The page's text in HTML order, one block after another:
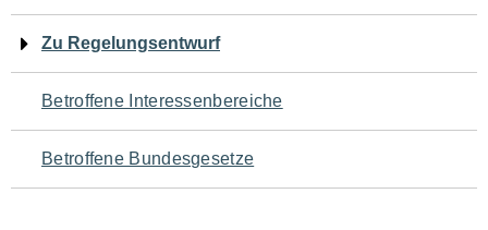
für
den
Seiteninhalt
Zu Regelungsentwurf
Betroffene Interessenbereiche
Betroffene Bundesgesetze